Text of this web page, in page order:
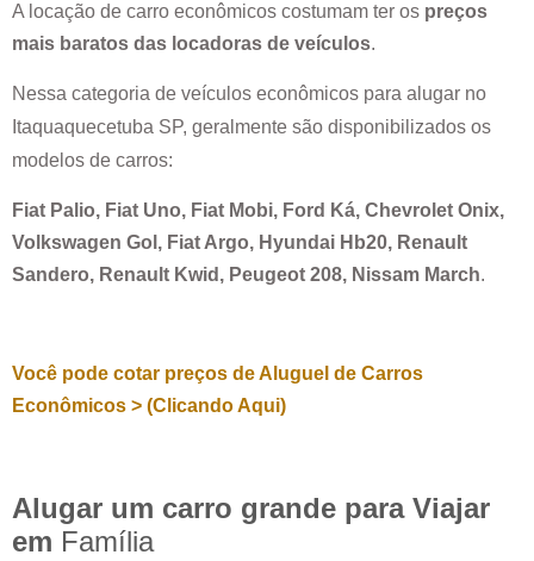
A locação de carro econômicos costumam ter os preços
mais baratos das locadoras de veículos.
Nessa categoria de veículos econômicos para alugar no
Itaquaquecetuba SP, geralmente são disponibilizados os
modelos de carros:
Fiat Palio, Fiat Uno, Fiat Mobi, Ford Ká, Chevrolet Onix,
Volkswagen Gol, Fiat Argo, Hyundai Hb20, Renault
Sandero, Renault Kwid, Peugeot 208, Nissam March.
Você pode cotar preços de Aluguel de Carros
Econômicos > (Clicando Aqui)
Alugar um carro grande para Viajar
em Família